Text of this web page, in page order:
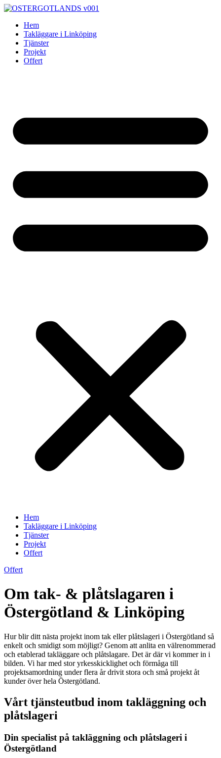
Skip
contentHem
Takläggare i Linköping
Tjänster
Projekt
Offert
Hem
Takläggare i Linköping
Tjänster
Projekt
Offert
Offert
Om tak- & plåtslagaren i
Östergötland & Linköping
Hur blir ditt nästa projekt inom tak eller plåtslageri i Östergötland så
enkelt och smidigt som möjligt? Genom att anlita en välrenommerad
och etablerad takläggare och plåtslagare. Det är där vi kommer in i
bilden. Vi har med stor yrkesskicklighet och förmåga till
projektsamordning under flera år drivit stora och små projekt åt
kunder över hela Östergötland.
Vårt tjänsteutbud inom takläggning och
plåtslageri
Din specialist på takläggning och plåtslageri i
Östergötland